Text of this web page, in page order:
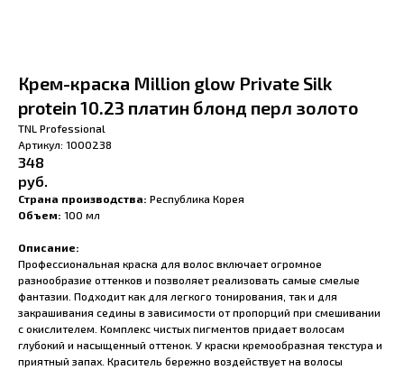
Крем-краска Million glow Private Silk
protein 10.23 платин блонд перл золото
TNL Professional
Артикул: 1000238
348
руб.
Страна производства: Республика Корея
Объем: 100 мл
Описание:
Профессиональная краска для волос включает огромное
разнообразие оттенков и позволяет реализовать самые смелые
фантазии. Подходит как для легкого тонирования, так и для
закрашивания седины в зависимости от пропорций при смешивании
с окислителем. Комплекс чистых пигментов придает волосам
глубокий и насыщенный оттенок. У краски кремообразная текстура и
приятный запах. Краситель бережно воздействует на волосы